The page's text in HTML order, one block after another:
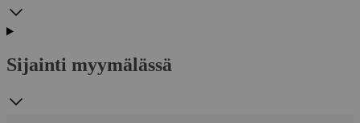
Sijainti myymälässä